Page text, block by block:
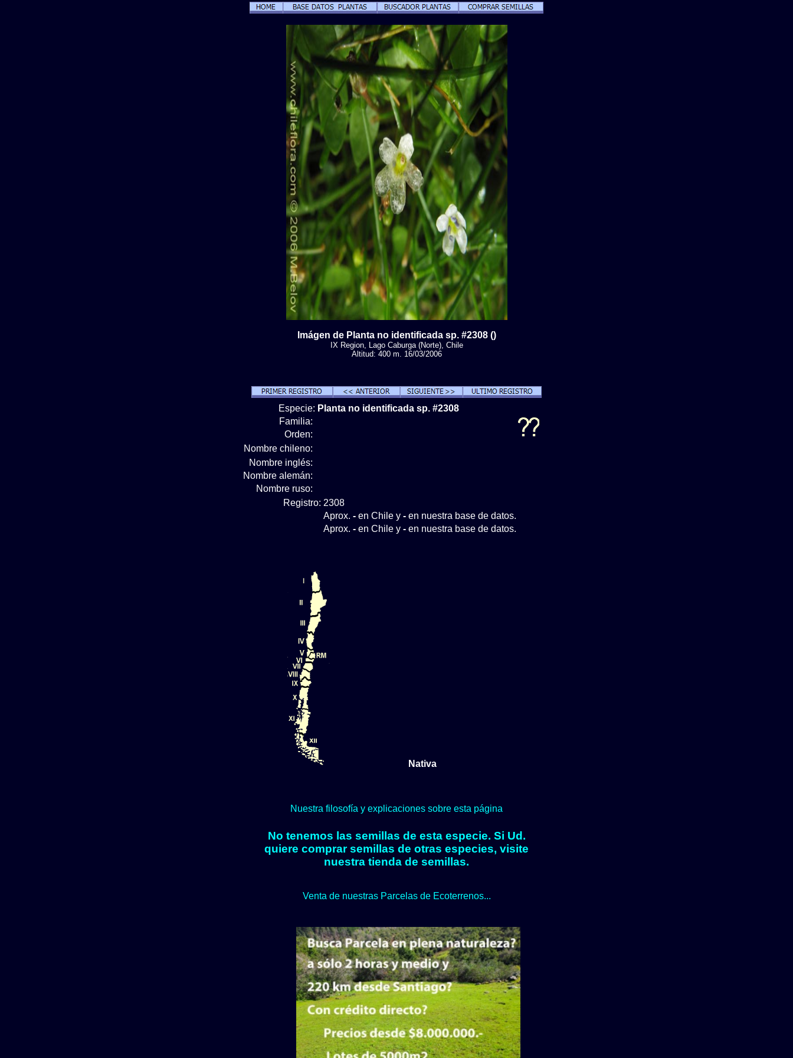
Imágen de Planta no identificada sp. #2308 ()
IX Region, Lago Caburga (Norte), Chile
Altitud: 400 m. 16/03/2006
Especie: Planta no identificada sp. #2308
Familia:
Orden:
Nombre chileno:
Nombre inglés:
Nombre alemán:
Nombre ruso:
Registro: 2308
Aprox. - en Chile y - en nuestra base de datos.
Aprox. - en Chile y - en nuestra base de datos.
Nativa
Nuestra filosofía y explicaciones sobre esta página
No tenemos las semillas de esta especie. Si Ud.
quiere comprar semillas de otras especies, visite
nuestra tienda de semillas.
Venta de nuestras Parcelas de Ecoterrenos...